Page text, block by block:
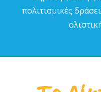
πολιτισµικές